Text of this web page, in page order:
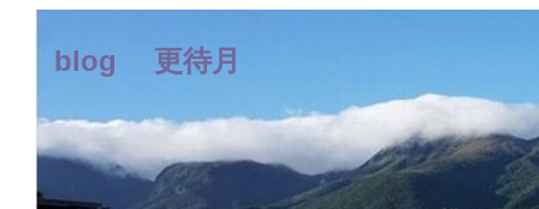
blog 更待月